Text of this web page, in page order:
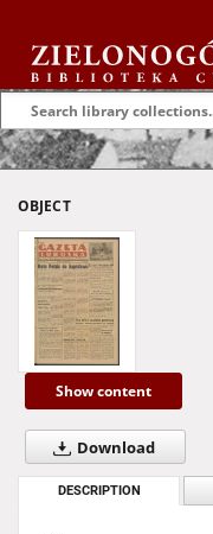
OBJECT
Show content
Download
DESCRIPTION